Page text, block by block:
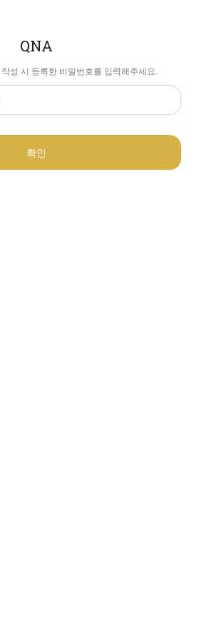
QNA
성 시 등록한 비밀번호를 입력해주세요.
확인